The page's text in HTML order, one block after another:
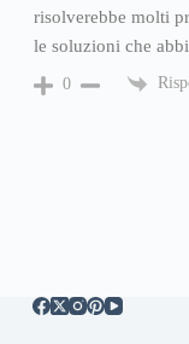
risolverebbe molti
le soluzioni che
0